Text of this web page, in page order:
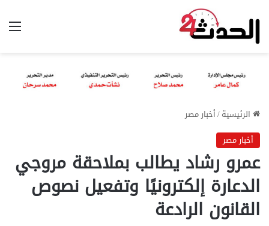
الرئيسية/أخبار مصر
أخبار مصر
عمرو رشاد يطالب بملاحقة مروجي
الدعارة إلكترونيًا وتفعيل نصوص
القانون الرادعة